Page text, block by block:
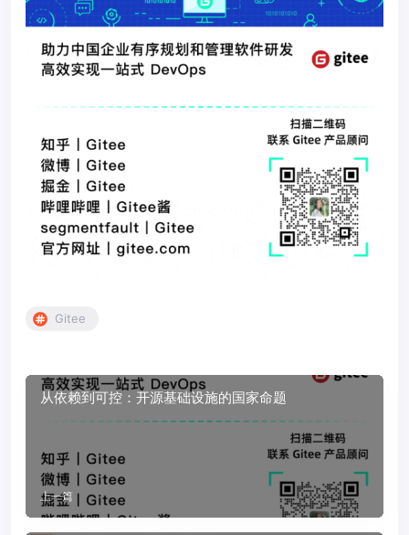
Gitee
从依赖到可控：开源基础设施的国家命题
上一篇